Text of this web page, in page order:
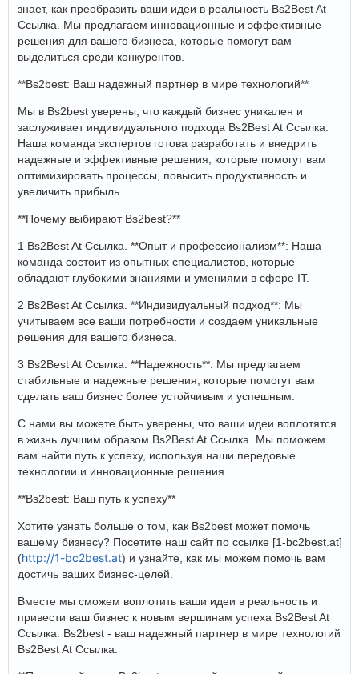
знает, как преобразить ваши идеи в реальность Bs2Best At
Ссылка. Мы предлагаем инновационные и эффективные
решения для вашего бизнеса, которые помогут вам
выделиться среди конкурентов.
**Bs2best: Ваш надежный партнер в мире технологий**
Мы в Bs2best уверены, что каждый бизнес уникален и
заслуживает индивидуального подхода Bs2Best At Ссылка.
Наша команда экспертов готова разработать и внедрить
надежные и эффективные решения, которые помогут вам
оптимизировать процессы, повысить продуктивность и
увеличить прибыль.
**Почему выбирают Bs2best?**
1 Bs2Best At Ссылка. **Опыт и профессионализм**: Наша
команда состоит из опытных специалистов, которые
обладают глубокими знаниями и умениями в сфере IT.
2 Bs2Best At Ссылка. **Индивидуальный подход**: Мы
учитываем все ваши потребности и создаем уникальные
решения для вашего бизнеса.
3 Bs2Best At Ссылка. **Надежность**: Мы предлагаем
стабильные и надежные решения, которые помогут вам
сделать ваш бизнес более устойчивым и успешным.
С нами вы можете быть уверены, что ваши идеи воплотятся
в жизнь лучшим образом Bs2Best At Ссылка. Мы поможем
вам найти путь к успеху, используя наши передовые
технологии и инновационные решения.
**Bs2best: Ваш путь к успеху**
Хотите узнать больше о том, как Bs2best может помочь
вашему бизнесу? Посетите наш сайт по ссылке [1-bc2best.at]
(http://1-bc2best.at) и узнайте, как мы можем помочь вам
достичь ваших бизнес-целей.
Вместе мы сможем воплотить ваши идеи в реальность и
привести ваш бизнес к новым вершинам успеха Bs2Best At
Ссылка. Bs2best - ваш надежный партнер в мире технологий
Bs2Best At Ссылка.